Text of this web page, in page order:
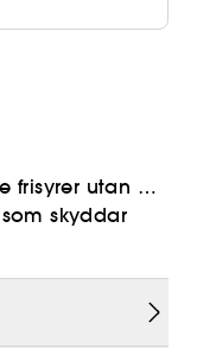
frisyrer utan att
skyddar
borstning